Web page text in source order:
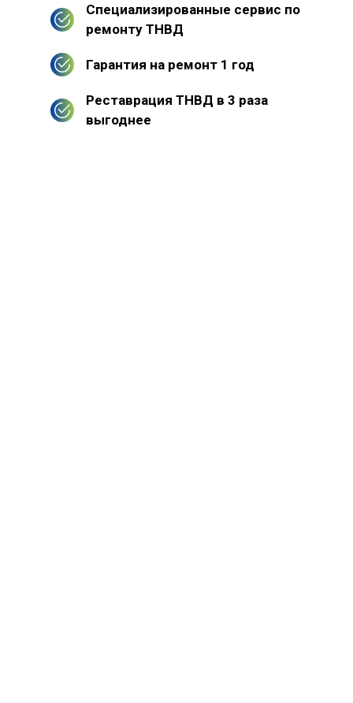
Специализированные сервис по
ремонту ТНВД
Гарантия на ремонт 1 год
Реставрация ТНВД в 3 раза
выгоднее